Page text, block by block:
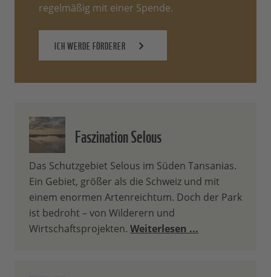
regelmäßig mit einer Spende.
ICH WERDE FÖRDERER
Faszination Selous
Das Schutzgebiet Selous im Süden Tansanias.
Ein Gebiet, größer als die Schweiz und mit
einem enormen Artenreichtum. Doch der Park
ist bedroht – von Wilderern und
Wirtschaftsprojekten. Weiterlesen ...